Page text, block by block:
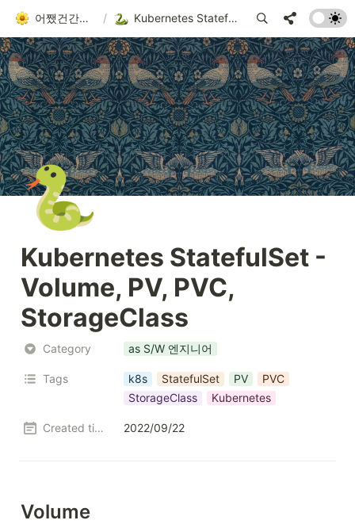
어쨌건간에 흘러가는 者 / Kubernetes StatefulSet - Volume, PV, PVC, StorageClass
🐍
Kubernetes StatefulSet -
Volume, PV, PVC,
StorageClass
Category as S/W 엔지니어
Tags k8s StatefulSet PV
PVC
StorageClass
Kubernetes
Created time 2022/09/22
Volume